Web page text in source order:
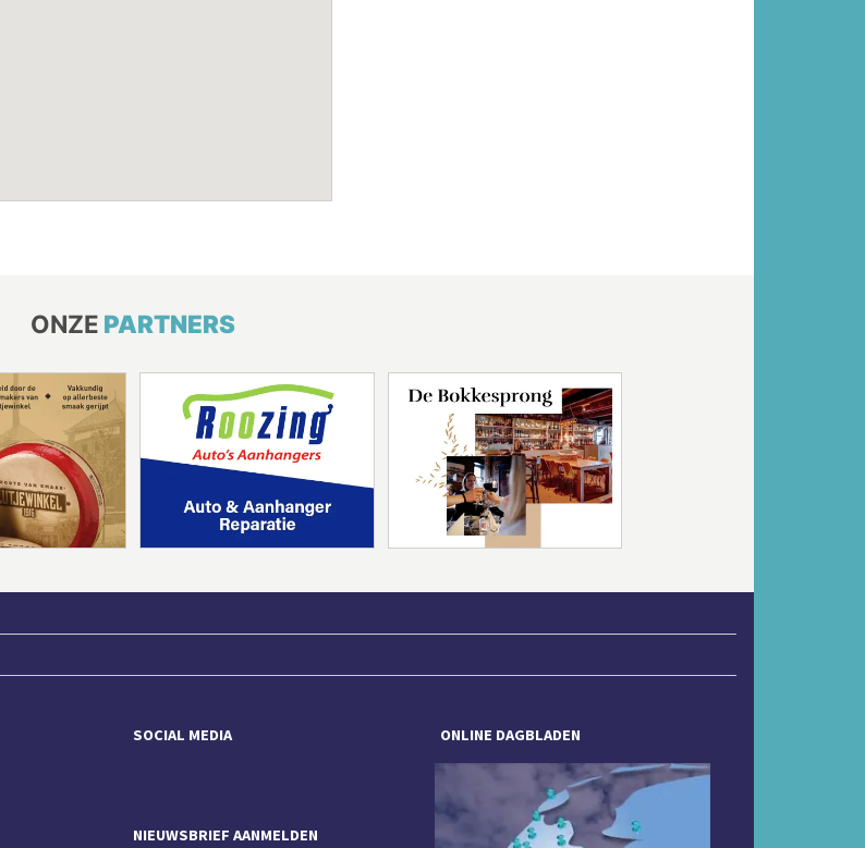
ONZE PARTNERS
SOCIAL MEDIA
NIEUWSBRIEF AANMELDEN
ONLINE DAGBLADEN